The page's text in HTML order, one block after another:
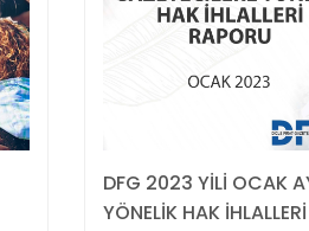
DFG 2023 YİLİ OCAK
YÖNELİK HAK